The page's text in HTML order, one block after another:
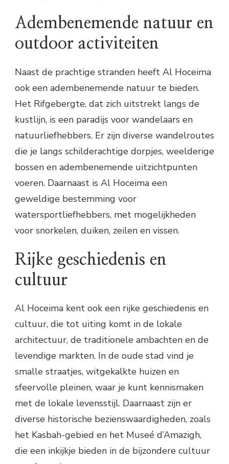
Adembenemende natuur en
outdoor activiteiten
Naast de prachtige stranden heeft Al Hoceima
ook een adembenemende natuur te bieden.
Het Rifgebergte, dat zich uitstrekt langs de
kustlijn, is een paradijs voor wandelaars en
natuurliefhebbers. Er zijn diverse wandelroutes
die je langs schilderachtige dorpjes, weelderige
bossen en adembenemende uitzichtpunten
voeren. Daarnaast is Al Hoceima een
geweldige bestemming voor
watersportliefhebbers, met mogelijkheden
voor snorkelen, duiken, zeilen en vissen.
Rijke geschiedenis en
cultuur
Al Hoceima kent ook een rijke geschiedenis en
cultuur, die tot uiting komt in de lokale
architectuur, de traditionele ambachten en de
levendige markten. In de oude stad vind je
smalle straatjes, witgekalkte huizen en
sfeervolle pleinen, waar je kunt kennismaken
met de lokale levensstijl. Daarnaast zijn er
diverse historische bezienswaardigheden, zoals
het Kasbah-gebied en het Museé d’Amazigh,
die een inkijkje bieden in de bijzondere cultuur